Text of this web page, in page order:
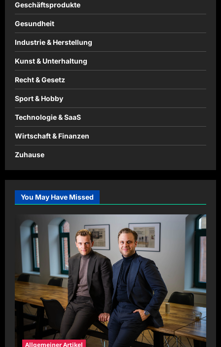
Geschäftsprodukte
Gesundheit
Industrie & Herstellung
Kunst & Unterhaltung
Recht & Gesetz
Sport & Hobby
Technologie & SaaS
Wirtschaft & Finanzen
Zuhause
You May Have Missed
Allgemeiner Artikel